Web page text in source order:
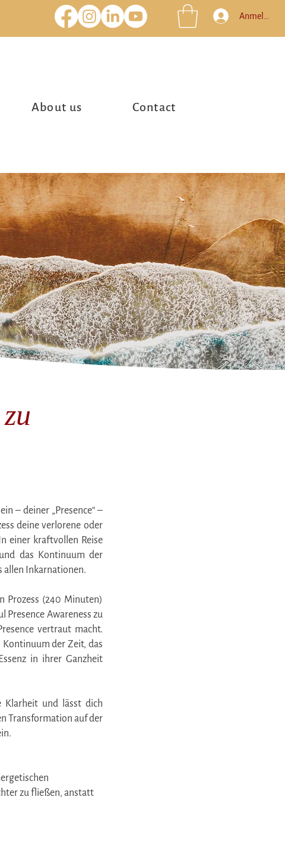
Anmelden
About us Contact
– deiner „Presence“ –
deine verlorene oder
einer kraftvollen Reise
das Kontinuum der
allen Inkarnationen.
Prozess (240 Minuten)
Presence Awareness zu
vertraut macht.
der Zeit, das
in ihrer Ganzheit
Klarheit und lässt dich
Transformation auf der
zu fließen, anstatt